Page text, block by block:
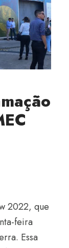
2022, que
feira
Essa